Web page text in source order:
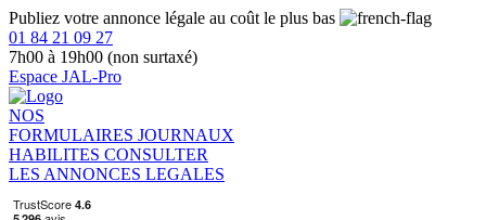
Publiez votre annonce légale au coût le plus bas
01 84 21 09 27
7h00 à 19h00 (non surtaxé)
Espace JAL-Pro
NOS
FORMULAIRES JOURNAUX
HABILITES CONSULTER
LES ANNONCES LEGALES